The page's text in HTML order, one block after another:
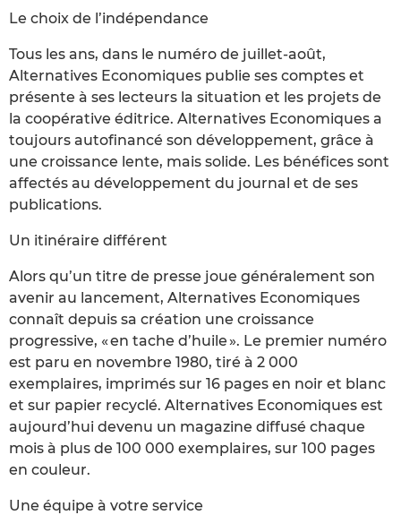
Le choix de l’indépendance
Tous les ans, dans le numéro de juillet-août,
Alternatives Economiques publie ses comptes et
présente à ses lecteurs la situation et les projets de
la coopérative éditrice. Alternatives Economiques a
toujours autofinancé son développement, grâce à
une croissance lente, mais solide. Les bénéfices sont
affectés au développement du journal et de ses
publications.
Un itinéraire différent
Alors qu’un titre de presse joue généralement son
avenir au lancement, Alternatives Economiques
connaît depuis sa création une croissance
progressive, « en tache d’huile ». Le premier numéro
est paru en novembre 1980, tiré à 2 000
exemplaires, imprimés sur 16 pages en noir et blanc
et sur papier recyclé. Alternatives Economiques est
aujourd’hui devenu un magazine diffusé chaque
mois à plus de 100 000 exemplaires, sur 100 pages
en couleur.
Une équipe à votre service